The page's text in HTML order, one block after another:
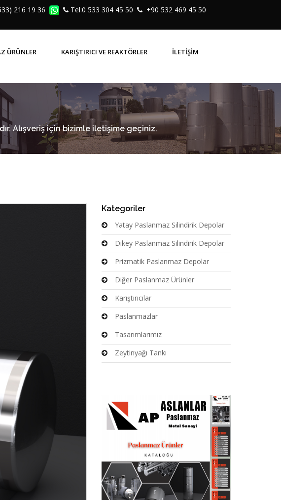
216 19 36 Tel:0 533 304 45 50 +90 532 469 45 50
ÜRÜNLER KARIŞTIRICI VE REAKTÖRLER İLETİŞİM
Alışveriş için bizimle iletişime geçiniz.
Kategoriler
Yatay Paslanmaz Silindirik Depolar
Dikey Paslanmaz Silindirik Depolar
Prizmatik Paslanmaz Depolar
Diğer Paslanmaz Ürünler
Karıştırıcılar
Paslanmazlar
Tasarımlarımız
Zeytinyağı Tankı